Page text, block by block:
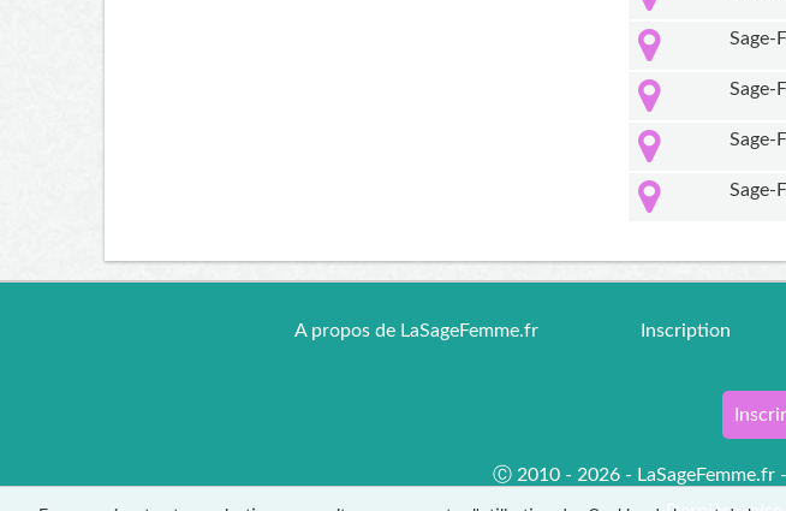
Sage-
Sage-
Sage-
Sage-
A propos de LaSageFemme.fr Inscription
Ⓒ 2010 - 2026 - LaSageFemme.fr